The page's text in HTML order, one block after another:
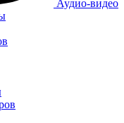
Аудио-видео